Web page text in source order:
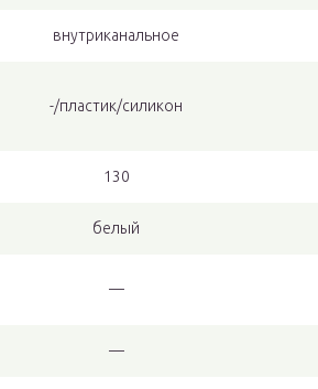
внутриканальное
-/пластик/силикон
130
белый
—
—